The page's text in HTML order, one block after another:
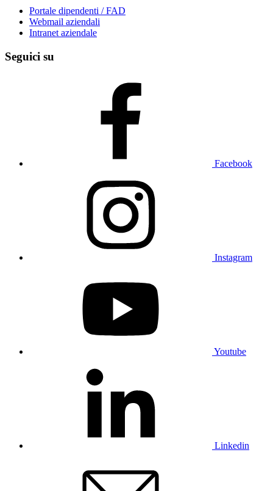
Portale dipendenti / FAD
Webmail aziendali
Intranet aziendale
Seguici su
Facebook
Instagram
Youtube
Linkedin